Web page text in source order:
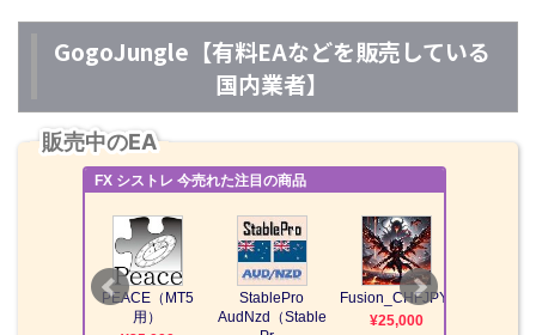
GogoJungle【有料EAなどを販売している
国内業者】
販売中のEA